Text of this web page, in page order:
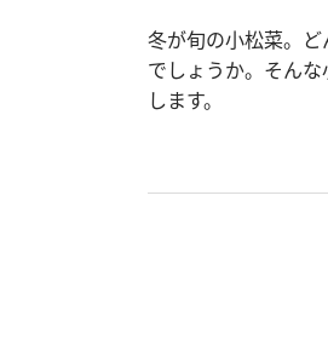
冬が旬の小松菜。
でしょうか。そん
します。